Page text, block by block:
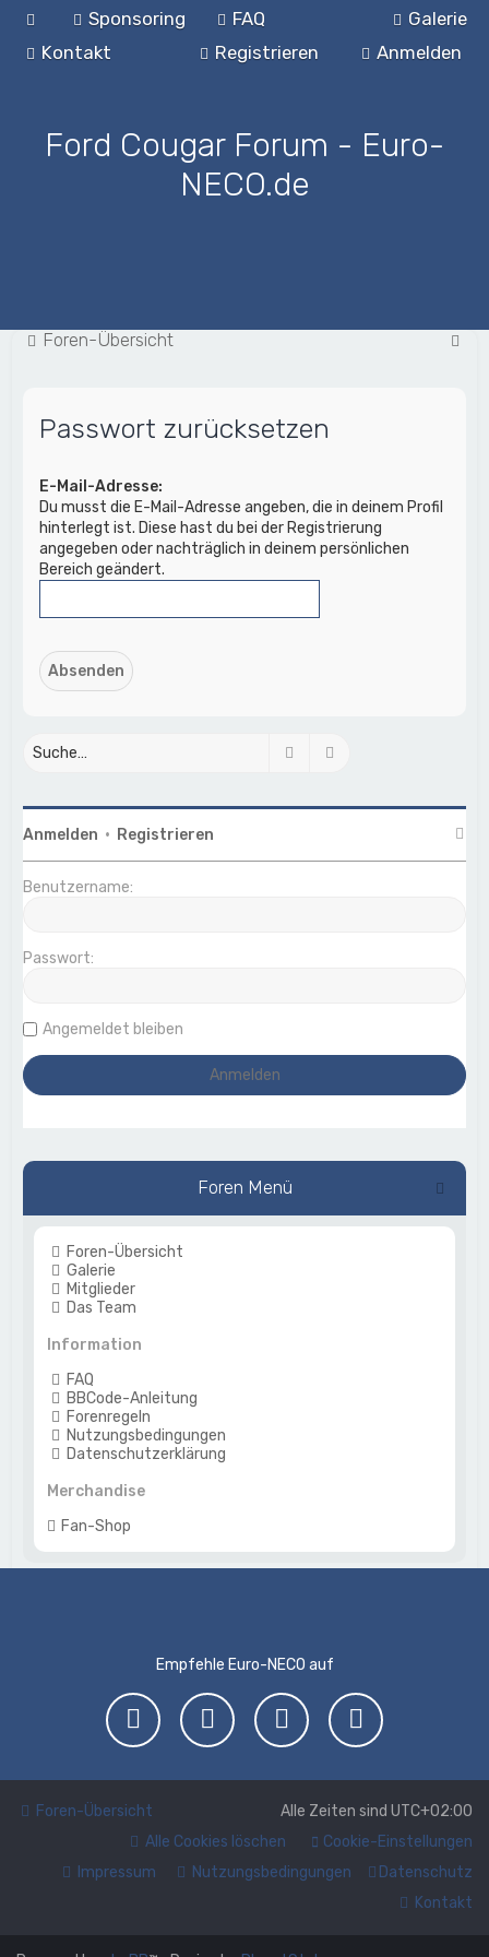
Galerie
Sponsoring
FAQ
Kontakt
Anmelden
Registrieren
Ford Cougar Forum - Euro-
NECO.de
Foren-Übersicht
Passwort zurücksetzen
E-Mail-Adresse:
Du musst die E-Mail-Adresse angeben, die in deinem Profil
hinterlegt ist. Diese hast du bei der Registrierung
angegeben oder nachträglich in deinem persönlichen
Bereich geändert.
Suche
Anmelden • Registrieren
Benutzername:
Passwort:
Angemeldet bleiben
Foren Menü
Foren-Übersicht
Galerie
Mitglieder
Das Team
Information
FAQ
BBCode-Anleitung
Forenregeln
Nutzungsbedingungen
Datenschutzerklärung
Merchandise
Fan-Shop
Empfehle Euro-NECO auf
Foren-Übersicht Alle Zeiten sind UTC+02:00
Cookie-Einstellungen
Alle Cookies löschen
Datenschutz
Nutzungsbedingungen
Impressum
Kontakt